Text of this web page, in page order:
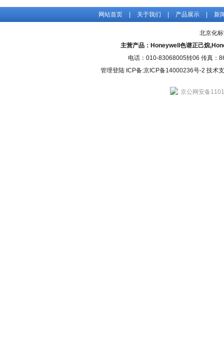
网站首页 关于我们 产品展示 新
北京化
主营产品：Honeywell色谱正己烷
电话：010-83068005转06 传真：
管理登陆ICP备:京ICP备14000236号-2 技术
京公网安备